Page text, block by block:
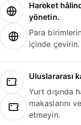
Hareket
yönetin.
Para
içinde çevirin.
Uluslararası
Yurt dışında
makaslarını
etmeyin.